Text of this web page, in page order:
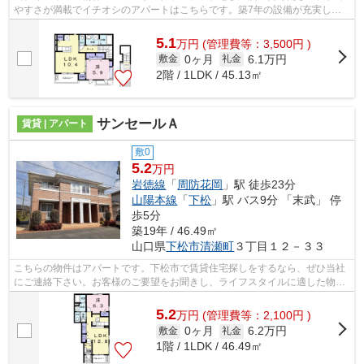
やすさが満載でイチオシのアパートはこちらです。築7年の設備が充実した
5.1万円 (管理費等：3,500円 )
敷金 0ヶ月 礼金 6.1万円
2階 / 1LDK / 45.13㎡
賃貸 | アパート サンセールＡ
敷0
5.2万円
岩徳線 「 周防花岡 」駅 徒歩23分
山陽本線 「下松 」駅 バス9分 「末武」 停
歩5分
築19年 / 46.49㎡
山口県下松市清瀬町３丁目１２－３３
こちらの物件はアパートです。下松市で賃貸住宅探しをするなら、ぜひ当社
にご連絡下さい。お客様のご要望をお聞きし、ライフスタイルに適した物件
をご紹介いたします。
5.2万円 (管理費等：2,100円 )
敷金 0ヶ月 礼金 6.2万円
1階 / 1LDK / 46.49㎡